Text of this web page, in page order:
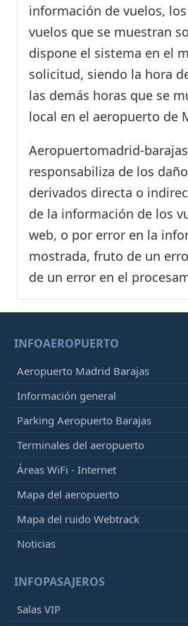
información de vuelos,
vuelos que se muestran
dispone el sistema en el
solicitud, siendo la hora
las demás horas que se
local en el aeropuerto de
Aeropuertomadrid-
responsabiliza de los
derivados directa o
de la información de los
web, o por error en la
mostrada, fruto de un
de un error en el
INFOAEROPUERTO
Aeropuerto Madrid Barajas
Información general
Parking Aeropuerto Barajas
Terminales del aeropuerto
Áreas WiFi - Internet
Mapa del aeropuerto
Mapa del ruido Webtrack
Noticias
INFOPASAJEROS
Salas VIP